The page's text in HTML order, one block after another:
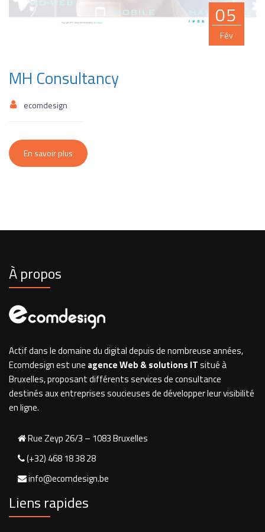
05
Fév
MH Consultancy
ecomdesign
En savoir plus
À propos
Actif dans le domaine du digital depuis de nombreuse années,
Ecomdesign est une agence Web & solutions ITsitué à
Bruxelles, proposant différents services de consultance
destinés aux entreprises soucieuses de développer leur visibilité
en ligne.
Rue Zeyp 26/3 – 1083 Bruxelles
(+32) 468 18 38 28
info@ecomdesign.be
Liens rapides